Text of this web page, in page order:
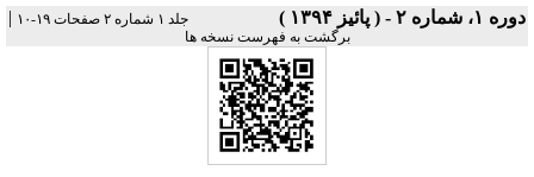
دوره ۱، شماره ۲ - ( پائیز ۱۳۹۴ ) جلد ۱ شماره ۲ صفحات ۱۹-۱۰ |
برگشت به فهرست نسخه ها